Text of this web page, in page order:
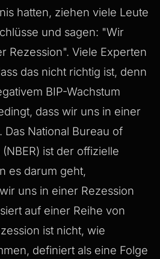
hatten, ziehen viele Leute
und sagen: "Wir
Rezession". Viele Experten
das nicht richtig ist, denn
BIP-Wachstum
dass wir uns in einer
Das National Bureau of
ist der offizielle
es darum geht,
uns in einer Rezession
auf einer Reihe von
ist nicht, wie
definiert als eine Folge